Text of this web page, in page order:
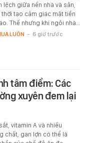
lệch giữa nền nhà và sân,
tạo cảm giác mặt tiền
Thế nhưng khi ngôi nhà…
LUÔN - 6 giờ trước
tâm điểm: Các
xuyên đem lại
vitamin A và nhiều
chất, gan lợn có thể là